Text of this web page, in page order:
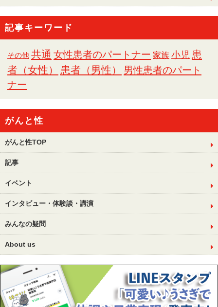
記事キーワード
その他 共通 女性患者のパートナー 家族 小児 患
者（女性）
患者（男性）
男性患者のパート
ナー
がんと性
がんと性TOP
記事
イベント
インタビュー・体験談・講演
みんなの疑問
About us